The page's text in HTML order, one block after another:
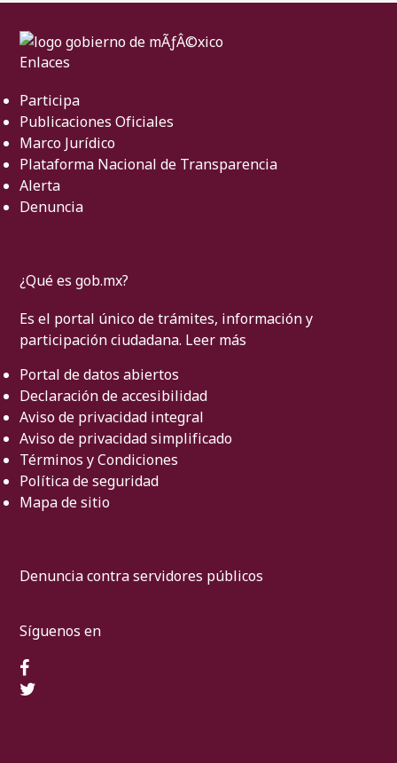
Enlaces
Participa
Publicaciones Oficiales
Marco Jurídico
Plataforma Nacional de Transparencia
Alerta
Denuncia
¿Qué es gob.mx?
Es el portal único de trámites, información y
participación ciudadana. Leer más
Portal de datos abiertos
Declaración de accesibilidad
Aviso de privacidad integral
Aviso de privacidad simplificado
Términos y Condiciones
Política de seguridad
Mapa de sitio
Denuncia contra servidores públicos
Síguenos en